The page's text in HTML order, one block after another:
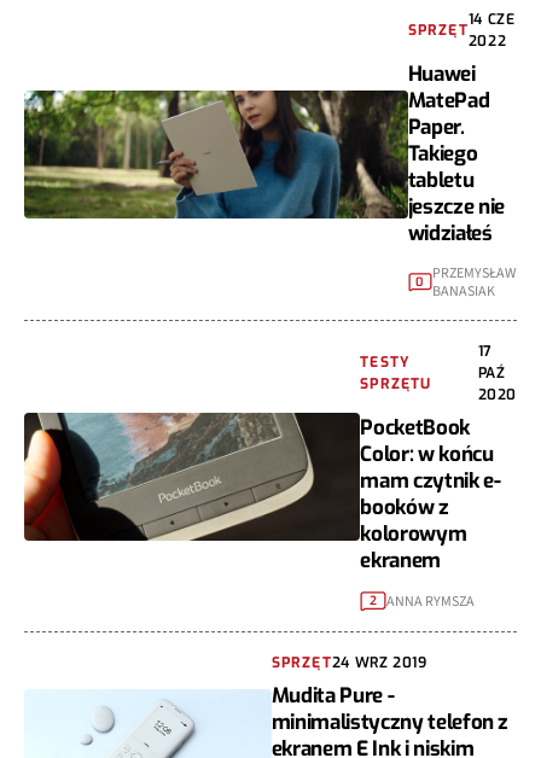
SPRZĘT
14 CZE
2022
Huawei
MatePad
Paper.
Takiego
tabletu
jeszcze nie
widziałeś
0 PRZEMYSŁAW
BANASIAK
TESTY
SPRZĘTU
17
PAŹ
2020
PocketBook
Color: w końcu
mam czytnik e-
booków z
kolorowym
ekranem
2 ANNA RYMSZA
SPRZĘT24 WRZ 2019
Mudita Pure -
minimalistyczny telefon z
ekranem E Ink i niskim